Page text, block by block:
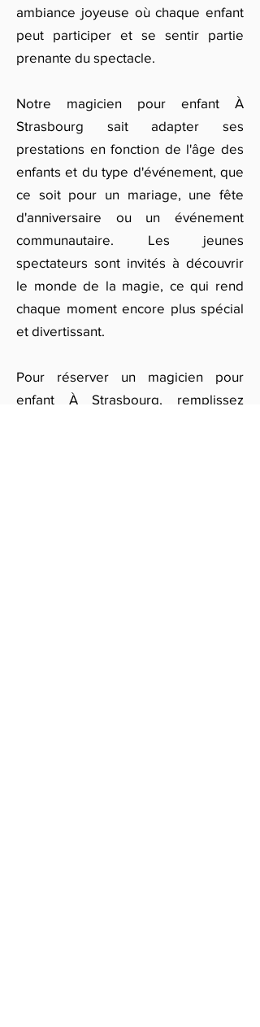
ambiance joyeuse où chaque enfant
peut participer et se sentir partie
prenante du spectacle.
Notre magicien pour enfant À
Strasbourg sait adapter ses
prestations en fonction de l'âge des
enfants et du type d'événement, que
ce soit pour un mariage, une fête
d'anniversaire ou un événement
communautaire. Les jeunes
spectateurs sont invités à découvrir
le monde de la magie, ce qui rend
chaque moment encore plus spécial
et divertissant.
Pour réserver un magicien pour
enfant À Strasbourg, remplissez